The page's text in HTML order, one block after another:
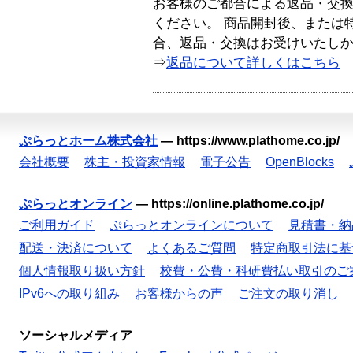
お客様のご都合による返品・交
ください。 商品開封後、または
合、返品・交換はお受けいたし
⇒返品について詳しくはこちら
ぷらっとホーム株式会社 — https://www.plathome.co.jp/
会社概要
株主・投資家情報 電子公告 OpenBlocks
ぷらっとオンライン — https://online.plathome.co.jp/
ご利用ガイド
ぷらっとオンラインについて
見積書・
配送・決済について
よくあるご質問
特定商取引法に
個人情報取り扱い方針
校費・公費・科研費払い取引のご
IPv6への取り組み
お客様からの声 ご注文の取り消し
ソーシャルメディア